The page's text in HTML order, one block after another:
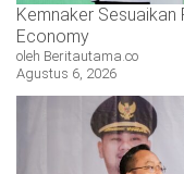
Kemnaker Sesuaikan
Economy
oleh Beritautama.co
Agustus 6, 2026